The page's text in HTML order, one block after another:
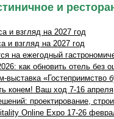
и
и взгляд на 2027 год
и взгляд на 2027 год
на ежегодный
как обновить отель без
выставка «Гостеприимство
конем! Ваш ход 7-16 апреля
проектирование,
Online Expo 17-26